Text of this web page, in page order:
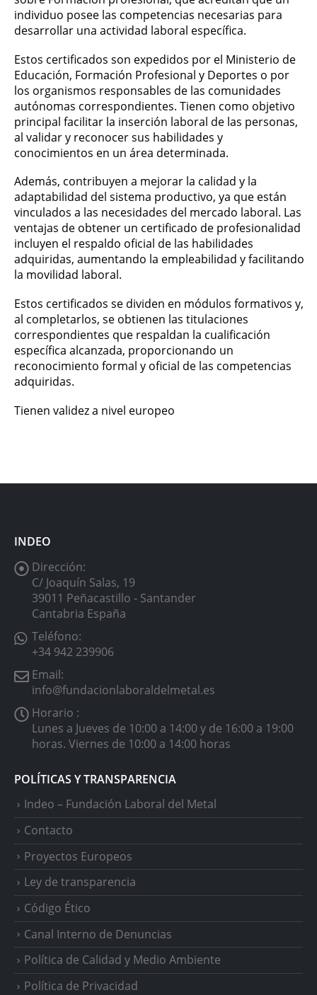
individuo posee las competencias necesarias para
desarrollar una actividad laboral específica.
Estos certificados son expedidos por el Ministerio de
Educación, Formación Profesional y Deportes o por
los organismos responsables de las comunidades
autónomas correspondientes. Tienen como objetivo
principal facilitar la inserción laboral de las personas,
al validar y reconocer sus habilidades y
conocimientos en un área determinada.
Además, contribuyen a mejorar la calidad y la
adaptabilidad del sistema productivo, ya que están
vinculados a las necesidades del mercado laboral. Las
ventajas de obtener un certificado de profesionalidad
incluyen el respaldo oficial de las habilidades
adquiridas, aumentando la empleabilidad y facilitando
la movilidad laboral.
Estos certificados se dividen en módulos formativos y,
al completarlos, se obtienen las titulaciones
correspondientes que respaldan la cualificación
específica alcanzada, proporcionando un
reconocimiento formal y oficial de las competencias
adquiridas.
Tienen validez a nivel europeo
INDEO
Dirección:
C/ Joaquín Salas, 19
39011 Peñacastillo - Santander
Cantabria España
Teléfono:
+34 942 239906
Email:
info@fundacionlaboraldelmetal.es
Horario :
Lunes a Jueves de 10:00 a 14:00 y de 16:00 a 19:00
horas. Viernes de 10:00 a 14:00 horas
POLÍTICAS Y TRANSPARENCIA
Indeo – Fundación Laboral del Metal
Contacto
Proyectos Europeos
Ley de transparencia
Código Ético
Canal Interno de Denuncias
Política de Calidad y Medio Ambiente
Política de Privacidad